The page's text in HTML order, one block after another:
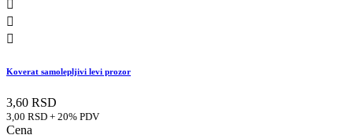



Koverat samolepljivi levi prozor
3,60 RSD
3,00 RSD + 20% PDV
Cena